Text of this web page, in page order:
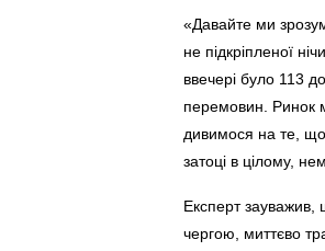
«Давайте ми
не підкріпленої
ввечері було 113
перемовин. Ринок
дивимося на те, що
затоці в цілому,
Експерт зауважив,
чергою, миттєво